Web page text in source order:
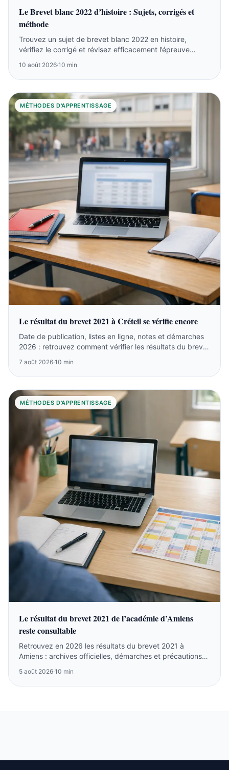
Le Brevet blanc 2022 d’histoire : Sujets, corrigés et
méthode
Trouvez un sujet de brevet blanc 2022 en histoire,
vérifiez le corrigé et révisez efficacement l’épreuve
10 août 2026·10 min
MÉTHODES D'APPRENTISSAGE
Le résultat du brevet 2021 à Créteil se vérifie encore
Date de publication, listes en ligne, notes et démarches
2026 : retrouvez comment vérifier les résultats du brevet
7 août 2026·10 min
MÉTHODES D'APPRENTISSAGE
Le résultat du brevet 2021 de l’académie d’Amiens
reste consultable
Retrouvez en 2026 les résultats du brevet 2021 à
Amiens : archives officielles, démarches et précautions
5 août 2026·10 min